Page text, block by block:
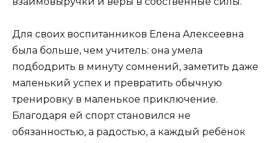
Для своих воспитанников Елена Алексеевна
была больше, чем учитель: она умела
подбодрить в минуту сомнений, заметить даже
маленький успех и превратить обычную
тренировку в маленькое приключение.
Благодаря ей спорт становился не
обязанностью, а радостью, а каждый ребёнок